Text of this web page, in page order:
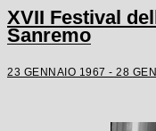
XVII Festival
Sanremo
23 GENNAIO 1967 - 28